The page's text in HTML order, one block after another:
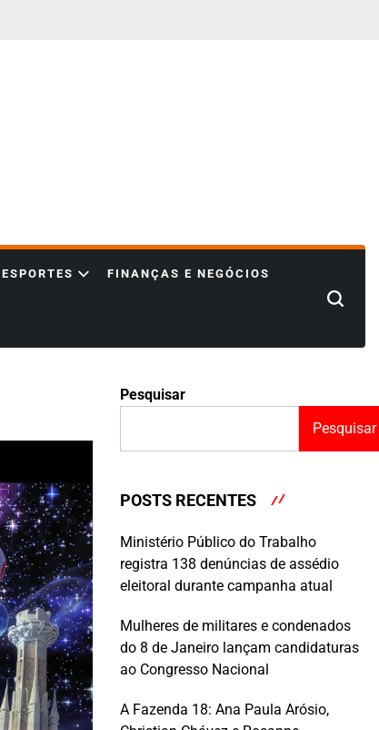
ESPORTES FINANÇAS E NEGÓCIOS
Search
Pesquisar
Pesquisar
POSTS RECENTES
Ministério Público do Trabalho
registra 138 denúncias de assédio
eleitoral durante campanha atual
Mulheres de militares e condenados
do 8 de Janeiro lançam candidaturas
ao Congresso Nacional
A Fazenda 18: Ana Paula Arósio,